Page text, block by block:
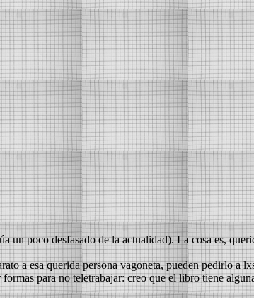
poco desfasado de la actualidad). La cosa es,
a esa querida persona vagoneta, pueden pedirlo a
para no teletrabajar: creo que el libro tiene